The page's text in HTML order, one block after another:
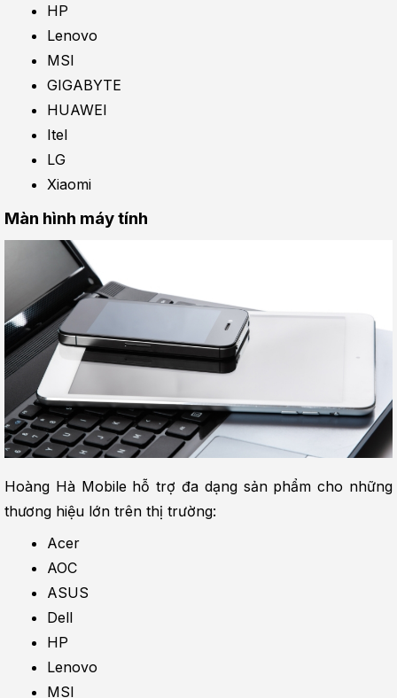
HP
Lenovo
MSI
GIGABYTE
HUAWEI
Itel
LG
Xiaomi
Màn hình máy tính
Hoàng Hà Mobile hỗ trợ đa dạng sản phẩm cho những
thương hiệu lớn trên thị trường:
Acer
AOC
ASUS
Dell
HP
Lenovo
MSI